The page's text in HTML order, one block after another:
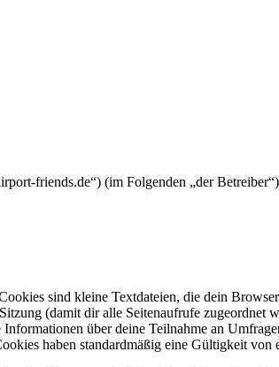
friends.de“) (im Folgenden „der
sind kleine Textdateien, die dein
(damit dir alle Seitenaufrufe zugeordnet
über deine Teilnahme an
haben standardmäßig eine Gültigkeit